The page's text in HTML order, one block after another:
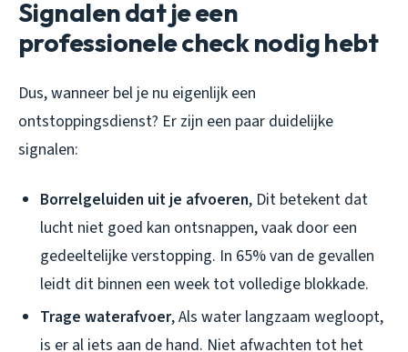
Signalen dat je een
professionele check nodig hebt
Dus, wanneer bel je nu eigenlijk een
ontstoppingsdienst? Er zijn een paar duidelijke
signalen:
Borrelgeluiden uit je afvoeren, Dit betekent dat
lucht niet goed kan ontsnappen, vaak door een
gedeeltelijke verstopping. In 65% van de gevallen
leidt dit binnen een week tot volledige blokkade.
Trage waterafvoer, Als water langzaam wegloopt,
is er al iets aan de hand. Niet afwachten tot het